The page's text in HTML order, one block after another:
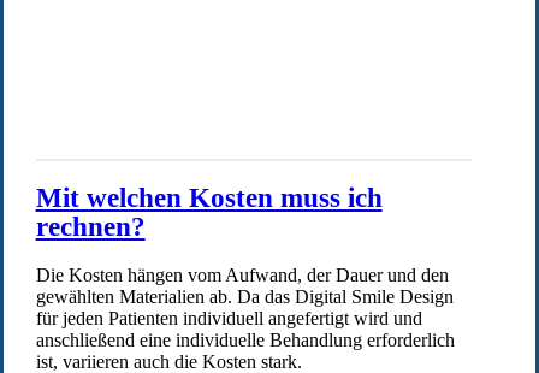
Mit welchen Kosten muss ich
rechnen?
Die Kosten hängen vom Aufwand, der Dauer und den
gewählten Materialien ab. Da das Digital Smile Design
für jeden Patienten individuell angefertigt wird und
anschließend eine individuelle Behandlung erforderlich
ist, variieren auch die Kosten stark.